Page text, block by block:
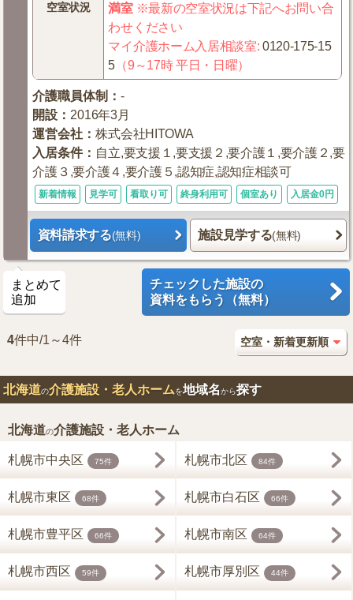
空室状況 満室※最新の空室状況は下記へお問い合
わせください
マイ介護ホーム入居相談室:0120-175-15
5 （9～17時 平日・日曜）
介護職員体制 ：-
開設 ： 2016年3月
運営会社 ：株式会社HITOWA
入居条件： 自立,要支援１,要支援２,要介護１,要介護２,要
介護３,要介護４,要介護５,認知症,認知症相談可
新着情報 見学可 看取り可 終身利用可 個室あり 入居金0円
資料請求する(無料) 施設見学する(無料)
まとめて
追加
チェックした施設の
資料をもらう（無料）
4件中/1～4件
北海道の介護施設・老人ホームを地域名から探す
北海道の介護施設・老人ホーム
札幌市中央区 75件 札幌市北区 84件
札幌市東区 68件 札幌市白石区 66件
札幌市豊平区 66件 札幌市南区 64件
札幌市西区 59件 札幌市厚別区 44件